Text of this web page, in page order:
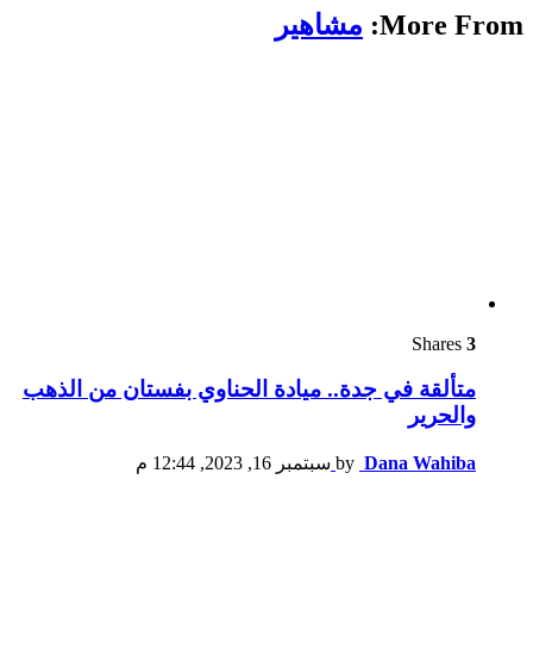
More From: مشاهير
3
متألقة في جدة.. ميادة الحناوي بفستان من الذهب
والحرير
by Dana Wahiba سبتمبر 16, 2023, 12:44 م